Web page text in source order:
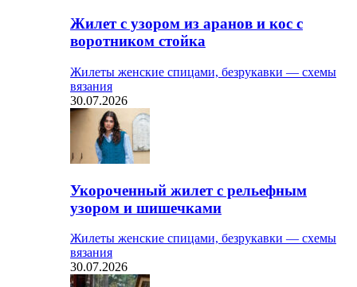
Жилет с узором из аранов и кос с
воротником стойка
Жилеты женские спицами, безрукавки — схемы
вязания
30.07.2026
Укороченный жилет с рельефным
узором и шишечками
Жилеты женские спицами, безрукавки — схемы
вязания
30.07.2026